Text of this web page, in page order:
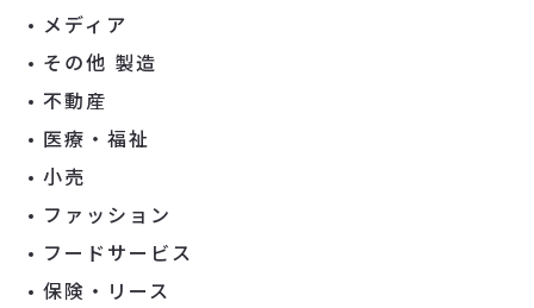
メディア
その他 製造
不動産
医療・福祉
小売
ファッション
フードサービス
保険・リース